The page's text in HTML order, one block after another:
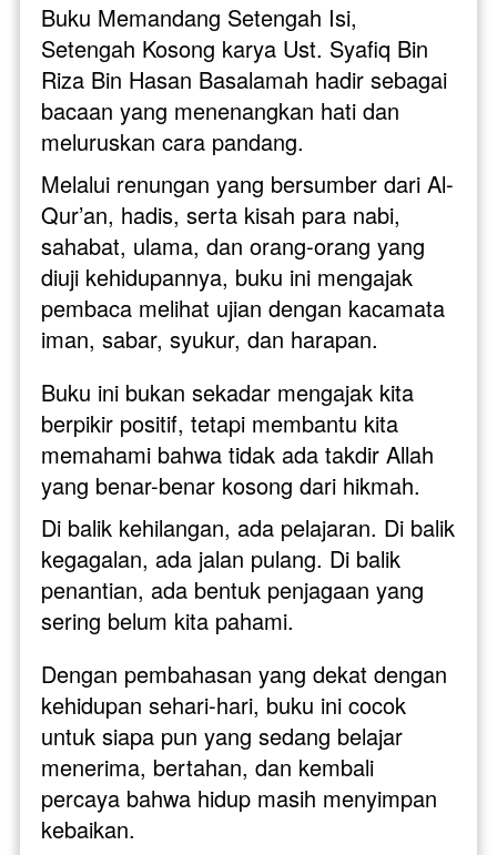
Buku Memandang Setengah Isi,
Setengah Kosong karya Ust. Syafiq Bin
Riza Bin Hasan Basalamah hadir sebagai
bacaan yang menenangkan hati dan
meluruskan cara pandang.
Melalui renungan yang bersumber dari Al-
Qur’an, hadis, serta kisah para nabi,
sahabat, ulama, dan orang-orang yang
diuji kehidupannya, buku ini mengajak
pembaca melihat ujian dengan kacamata
iman, sabar, syukur, dan harapan.
Buku ini bukan sekadar mengajak kita
berpikir positif, tetapi membantu kita
memahami bahwa tidak ada takdir Allah
yang benar-benar kosong dari hikmah.
Di balik kehilangan, ada pelajaran. Di balik
kegagalan, ada jalan pulang. Di balik
penantian, ada bentuk penjagaan yang
sering belum kita pahami.
Dengan pembahasan yang dekat dengan
kehidupan sehari-hari, buku ini cocok
untuk siapa pun yang sedang belajar
menerima, bertahan, dan kembali
percaya bahwa hidup masih menyimpan
kebaikan.